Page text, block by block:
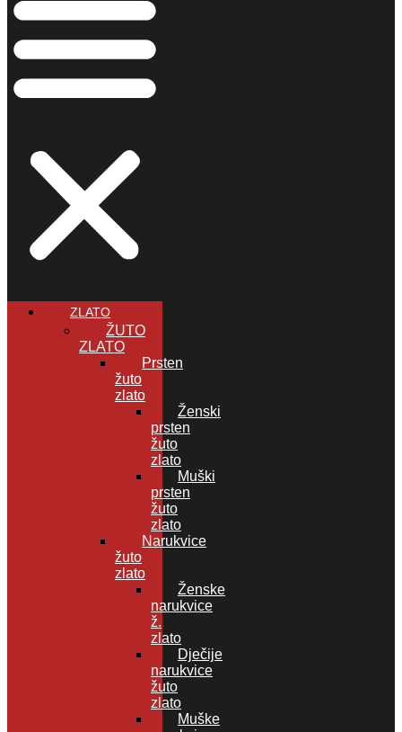
ZLATO
ŽUTO
ZLATO
Prsten
žuto
zlato
Ženski
prsten
žuto
zlato
Muški
prsten
žuto
zlato
Narukvice
žuto
zlato
Ženske
narukvice
ž.
zlato
Dječije
narukvice
žuto
zlato
Muške